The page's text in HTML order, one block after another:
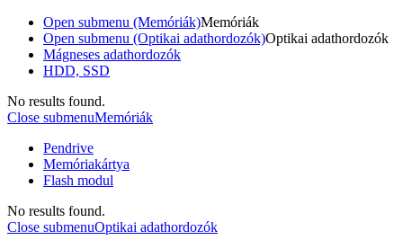
Open submenu (Memóriák)Memóriák
Open submenu (Optikai adathordozók)Optikai adathordozók
Mágneses adathordozók
HDD, SSD
No results found.
Close submenuMemóriák
Pendrive
Memóriakártya
Flash modul
No results found.
Close submenuOptikai adathordozók